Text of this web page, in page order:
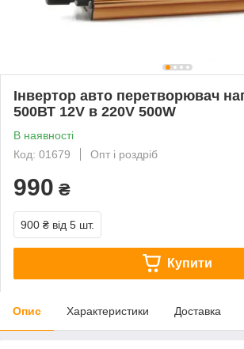
Інвертор авто перетворювач
500ВТ 12V в 220V 500W
В наявності
Код: 01679
Опт і роздріб
990 ₴
900 ₴ від 5 шт.
Купити
Опис Характеристики Доставка